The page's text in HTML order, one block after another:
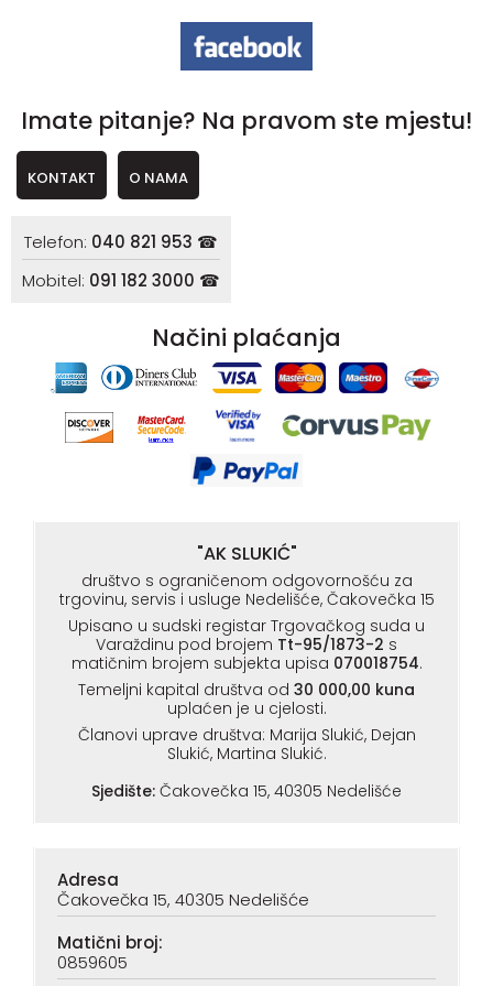
Imate pitanje? Na pravom ste mjestu!
KONTAKT O NAMA
Telefon: 040 821 953 ☎
Mobitel: 091 182 3000 ☎
Načini plaćanja
"AK SLUKIĆ"
društvo s ograničenom odgovornošću za
trgovinu, servis i usluge Nedelišće, Čakovečka 15
Upisano u sudski registar Trgovačkog suda u
Varaždinu pod brojem Tt-95/1873-2 s
matičnim brojem subjekta upisa 070018754.
Temeljni kapital društva od 30 000,00 kuna
uplaćen je u cjelosti.
Članovi uprave društva: Marija Slukić, Dejan
Slukić, Martina Slukić.
Sjedište: Čakovečka 15, 40305 Nedelišće
Adresa
Čakovečka 15, 40305 Nedelišće
Matični broj:
0859605